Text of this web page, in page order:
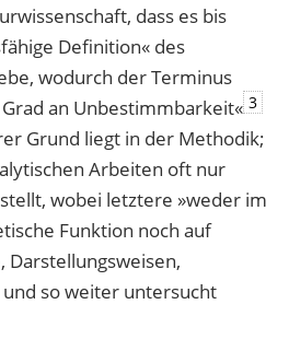
dass es bis
Definition« des
wodurch der Terminus
an Unbestimmbarkeit« 3
Grund liegt in der Methodik;
Arbeiten oft nur
wobei letztere »weder im
Funktion noch auf
Darstellungsweisen,
so weiter untersucht